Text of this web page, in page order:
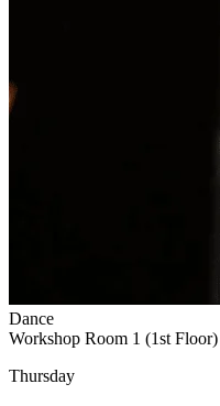
Dance
Workshop Room 1 (1st Floor)
Thursday